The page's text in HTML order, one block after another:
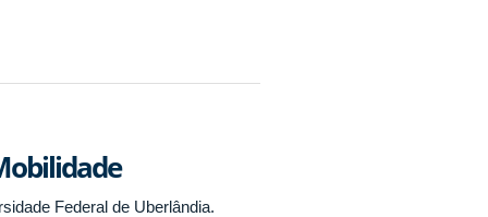
Federal de Uberlândia.